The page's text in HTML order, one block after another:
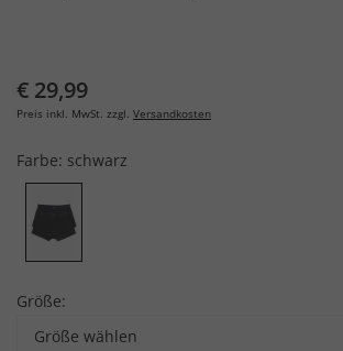
€ 29,99
Preis inkl. MwSt. zzgl. Versandkosten
Farbe: schwarz
Größe:
Größe wählen